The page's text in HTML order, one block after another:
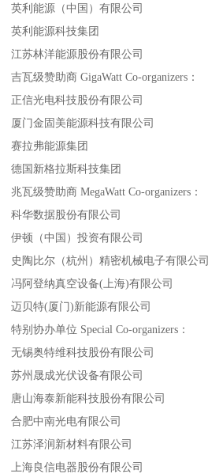
英利能源（中国）有限公司
英利能源科技集团
江苏林洋能源股份有限公司
吉瓦级赞助商 GigaWatt Co-organizers：
正信光电科技股份有限公司
厦门金固美能源科技有限公司
赛拉弗能源集团
德国新格拉斯科技集团
兆瓦级赞助商 MegaWatt Co-organizers：
科华数据股份有限公司
伊顿（中国）投资有限公司
史陶比尔（杭州）精密机械电子有限公司
冯阿登纳真空设备(上海)有限公司
迈贝特(厦门)新能源有限公司
特别协办单位 Special Co-organizers：
无锡奥特维科技股份有限公司
苏州晟成光伏设备有限公司
唐山海泰新能科技股份有限公司
合肥中南光电有限公司
江苏泽润新材料有限公司
上海良信电器股份有限公司